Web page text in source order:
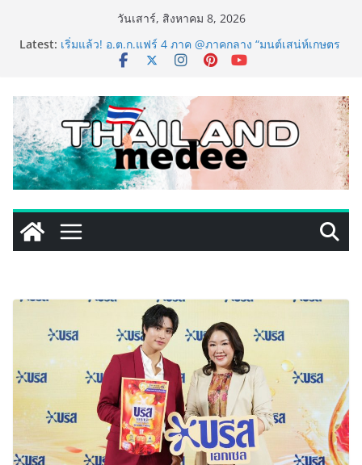
วันเสาร์, สิงหาคม 8, 2026
Latest: เริ่มแล้ว! อ.ต.ก.แฟร์ 4 ภาค @ภาคกลาง “มนต์เสน่ห์เกษตร
ไทย สู่ใจกลางมหานคร” ชวนชิม ช้อป สินค้าเกษตร
ททท. ประกาศความสำเร็จ Village to the World Season
5 ผนึก 9 พันธมิตร ขับเคลื่อน ESG Tourism สืบสานพระ
ราชปณิธาน สร้างคุณค่าการท่องเที่ยวไทยอย่างยั่งยืน
เหิงลี่ แมนูแฟคเจอริ่ง เทคโนโลยี (ไทยแลนด์) เปิดโรงงาน
แห่งใหม่ในชลบุรี เดินหน้าขยายฐานการผลิตสู่เอเชียตะวัน
ออกเฉียงใต้ เสริมแกร่งยุทธศาสตร์ระดับโลก
TECNO ประกาศทรานส์ฟอร์มจากเกมมิ่งโฟน สู่ไลฟ์สไตล์
แฟชั่นไอเท็ม เสิร์ฟใหญ่ปักหมุดแลนมาร์คใหม่กลางสถานี
MRT วาง POVA 8 Series จุดเริ่มต้นครั้งสำคัญ
PIPPER STANDARD® เปิดตัวแชมพูอาบน้ำ และ โฟมอาบ
แห้งสัตว์เลี้ยง ชูนวัตกรรมพลังธรรมชาติ “Zero-Residue”